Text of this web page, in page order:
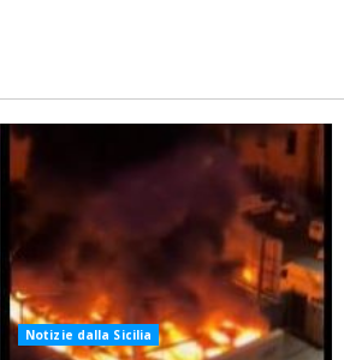
Notizie dalla Sicilia